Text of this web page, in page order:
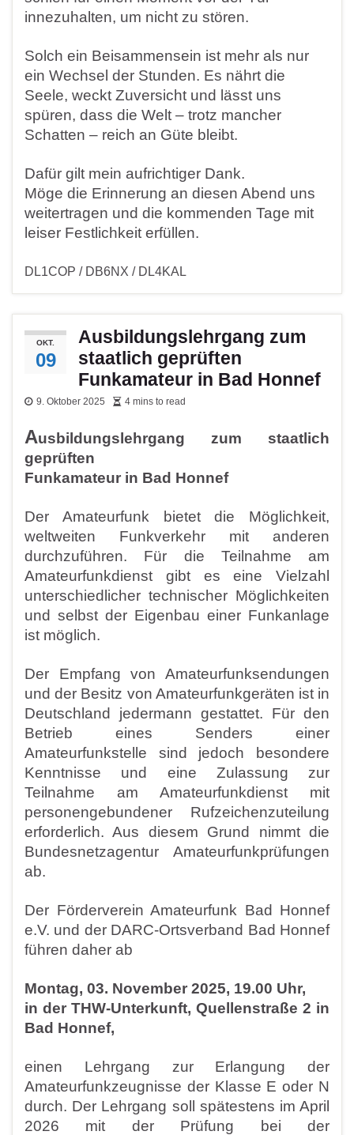
innezuhalten, um nicht zu stören.
Solch ein Beisammensein ist mehr als nur
ein Wechsel der Stunden. Es nährt die
Seele, weckt Zuversicht und lässt uns
spüren, dass die Welt – trotz mancher
Schatten – reich an Güte bleibt.
Dafür gilt mein aufrichtiger Dank.
Möge die Erinnerung an diesen Abend uns
weitertragen und die kommenden Tage mit
leiser Festlichkeit erfüllen.
DL1COP / DB6NX / DL4KAL
OKT.
09
Ausbildungslehrgang zum
staatlich geprüften
Funkamateur in Bad Honnef
9. Oktober 2025 4 mins to read
Ausbildungslehrgang zum staatlich
geprüften
Funkamateur in Bad Honnef
Der Amateurfunk bietet die Möglichkeit,
weltweiten Funkverkehr mit anderen
durchzuführen. Für die Teilnahme am
Amateurfunkdienst gibt es eine Vielzahl
unterschiedlicher technischer Möglichkeiten
und selbst der Eigenbau einer Funkanlage
ist möglich.
Der Empfang von Amateurfunksendungen
und der Besitz von Amateurfunkgeräten ist in
Deutschland jedermann gestattet. Für den
Betrieb eines Senders einer
Amateurfunkstelle sind jedoch besondere
Kenntnisse und eine Zulassung zur
Teilnahme am Amateurfunkdienst mit
personengebundener Rufzeichenzuteilung
erforderlich. Aus diesem Grund nimmt die
Bundesnetzagentur Amateurfunkprüfungen
ab.
Der Förderverein Amateurfunk Bad Honnef
e.V. und der DARC-Ortsverband Bad Honnef
führen daher ab
Montag, 03. November 2025, 19.00 Uhr,
in der THW-Unterkunft, Quellenstraße 2 in
Bad Honnef,
einen Lehrgang zur Erlangung der
Amateurfunkzeugnisse der Klasse E oder N
durch. Der Lehrgang soll spätestens im April
2026 mit der Prüfung bei der